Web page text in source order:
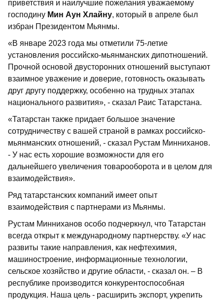
приветствия и наилучшие пожелания уважаемому
господину Мин Аун Хлайну, который в апреле был
избран Президентом Мьянмы.
«В январе 2023 года мы отметили 75-летие
установления российско-мьянманских дипотношений.
Прочной основой двусторонних отношений выступают
взаимное уважение и доверие, готовность оказывать
друг другу поддержку, особенно на трудных этапах
национального развития», - сказал Раис Татарстана.
«Татарстан также придает большое значение
сотрудничеству с вашей страной в рамках российско-
мьянманских отношений, - сказал Рустам Минниханов.
- У нас есть хорошие возможности для его
дальнейшего увеличения товарооборота и в целом для
взаимодействия».
Ряд татарстанских компаний имеет опыт
взаимодействия с партнерами из Мьянмы.
Рустам Минниханов особо подчеркнул, что Татарстан
всегда открыт к международному партнерству. «У нас
развиты такие направления, как нефтехимия,
машиностроение, информационные технологии,
сельское хозяйство и другие области, - сказал он. – В
республике производится конкурентоспособная
продукция. Наша цель - расширить экспорт, укрепить